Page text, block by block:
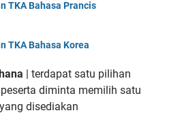
TKA Bahasa Prancis
TKA Bahasa Korea
| terdapat satu pilihan
diminta memilih satu
disediakan